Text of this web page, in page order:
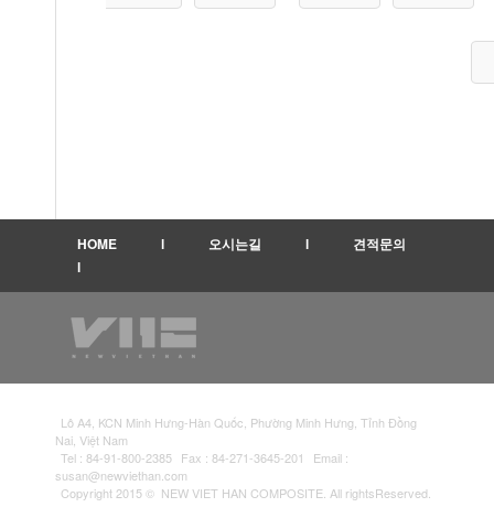
HOME l 오시는길 l
견적문의
l
Lô A4, KCN Minh Hưng-Hàn Quốc, Phường Minh Hưng, Tỉnh Đồng
Nai, Việt Nam
Tel : 84-91-800-2385 Fax : 84-271-3645-201
Email :
susan@newviethan.com
Copyright 2015 © NEW VIET HAN COMPOSITE. All rightsReserved.